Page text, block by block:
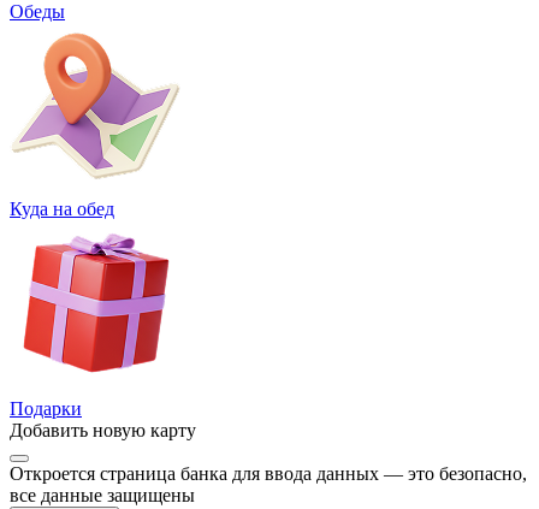
Обеды
Куда на обед
Подарки
Добавить новую карту
Откроется страница банка для ввода данных — это безопасно,
все данные защищены